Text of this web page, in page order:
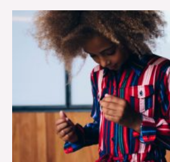
Oorspronkelijke
prijs
was:
€44.99.
Huidige
prijs
is:
€22.50.